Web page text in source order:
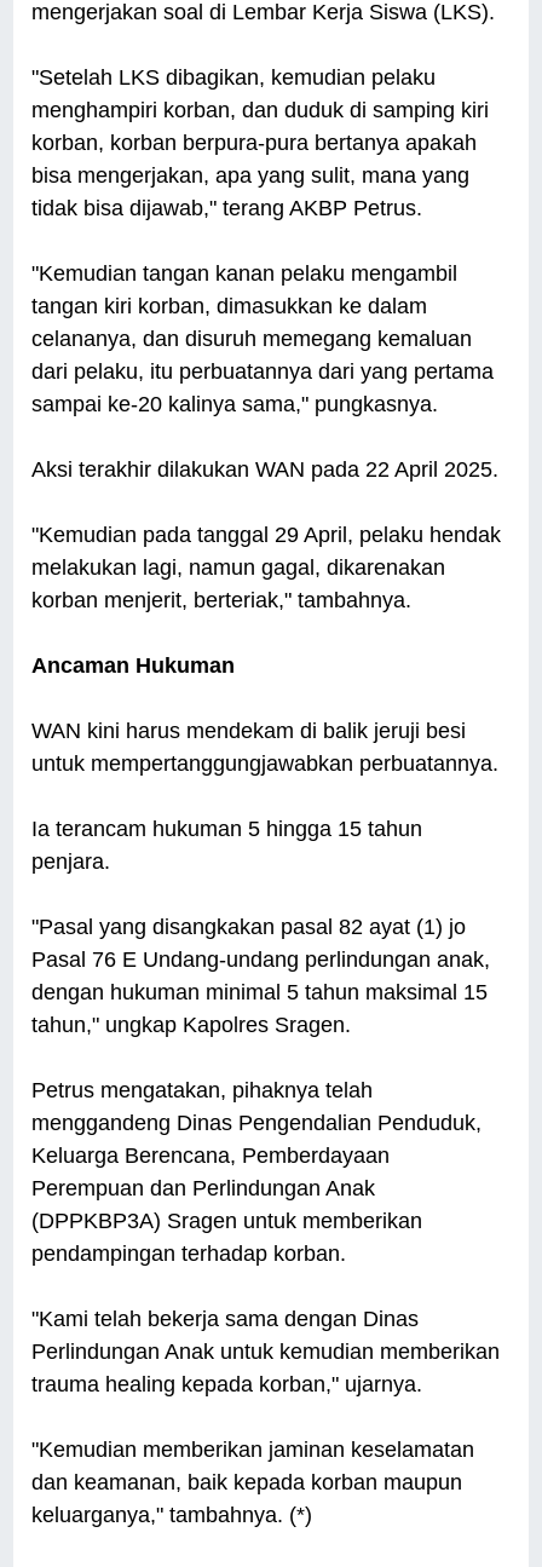
mengerjakan soal di Lembar Kerja Siswa (LKS).
"Setelah LKS dibagikan, kemudian pelaku
menghampiri korban, dan duduk di samping kiri
korban, korban berpura-pura bertanya apakah
bisa mengerjakan, apa yang sulit, mana yang
tidak bisa dijawab," terang AKBP Petrus.
"Kemudian tangan kanan pelaku mengambil
tangan kiri korban, dimasukkan ke dalam
celananya, dan disuruh memegang kemaluan
dari pelaku, itu perbuatannya dari yang pertama
sampai ke-20 kalinya sama," pungkasnya.
Aksi terakhir dilakukan WAN pada 22 April 2025.
"Kemudian pada tanggal 29 April, pelaku hendak
melakukan lagi, namun gagal, dikarenakan
korban menjerit, berteriak," tambahnya.
Ancaman Hukuman
WAN kini harus mendekam di balik jeruji besi
untuk mempertanggungjawabkan perbuatannya.
Ia terancam hukuman 5 hingga 15 tahun
penjara.
"Pasal yang disangkakan pasal 82 ayat (1) jo
Pasal 76 E Undang-undang perlindungan anak,
dengan hukuman minimal 5 tahun maksimal 15
tahun," ungkap Kapolres Sragen.
Petrus mengatakan, pihaknya telah
menggandeng Dinas Pengendalian Penduduk,
Keluarga Berencana, Pemberdayaan
Perempuan dan Perlindungan Anak
(DPPKBP3A) Sragen untuk memberikan
pendampingan terhadap korban.
"Kami telah bekerja sama dengan Dinas
Perlindungan Anak untuk kemudian memberikan
trauma healing kepada korban," ujarnya.
"Kemudian memberikan jaminan keselamatan
dan keamanan, baik kepada korban maupun
keluarganya," tambahnya. (*)